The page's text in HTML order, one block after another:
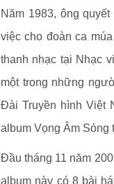
Năm 1983, ông
việc cho đoàn ca
thanh nhạc tại Nhạc
một trong những
Đài Truyền hình Việt
album Vọng Âm Sóng
Đầu tháng 11 năm
album này có 8 bài